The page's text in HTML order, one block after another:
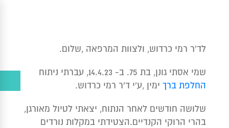
לד'ר רמי כרדוש, ולצוות המרפאה ,שלום.
שמי אסתי גונן, בת 75. ב- 14.4.23, עברתי ניתוח
החלפת ברך ימין ,ע'י ד'ר רמי כרדוש.
שלושה חודשים לאחר הנתוח, יצאתי לטיול מאורגן,
בהרי הרוקי הקנדיים.הצטידתי במקלות נורדים